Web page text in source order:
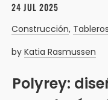
24 JUL 2025
Construcción, Tableros
by Katia Rasmussen
Polyrey: